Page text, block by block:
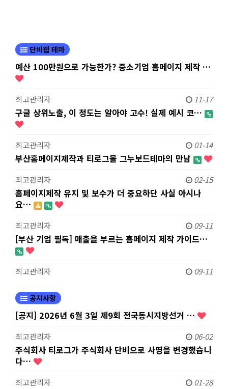
단비웹 테마
예산 100만원으로 가능한가? 중소기업 홈페이지 제작 …
최고관리자 11-17
구글 상위노출, 이 정도는 알아야 고수! 실제 예시 코…
최고관리자 01-14
부산홈페이지제작과 티로그몰 그누보드테마의 만남
최고관리자 02-15
홈페이지제작 유지 및 보수가 더 중요하단 사실 아시나
요…
최고관리자 09-11
[부산 기업 필독] 매출을 부르는 홈페이지 제작 가이드…
최고관리자 09-11
공지사항
[공지] 2026년 6월 3일 제9회 전국동시지방선거 …
최고관리자 06-02
주식회사 티로그가 주식회사 단비으로 사명을 변경했습니
다…
최고관리자 01-28